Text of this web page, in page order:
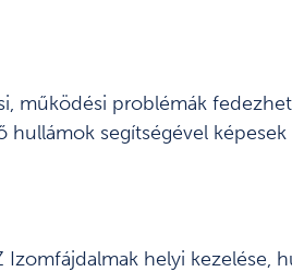
működési problémák
segítségével képesek
helyi kezelése,